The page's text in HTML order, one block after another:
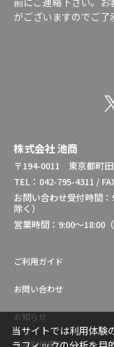
がございますのでご了
株式会社 池商
〒194-0011 東京都町
TEL：042-795-4311 /
お問い合わせ受付時間
除く）
営業時間：9:00～18:00
ご利用ガイド
お問い合わせ
お知らせ
総合利用規約
当サイトでは利用体験